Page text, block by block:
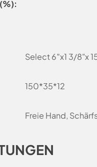
Select 6″x1 3/8"x
150*35*12
Freie Hand,